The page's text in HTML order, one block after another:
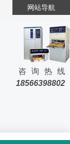
网站导航
咨询热线
18566398802